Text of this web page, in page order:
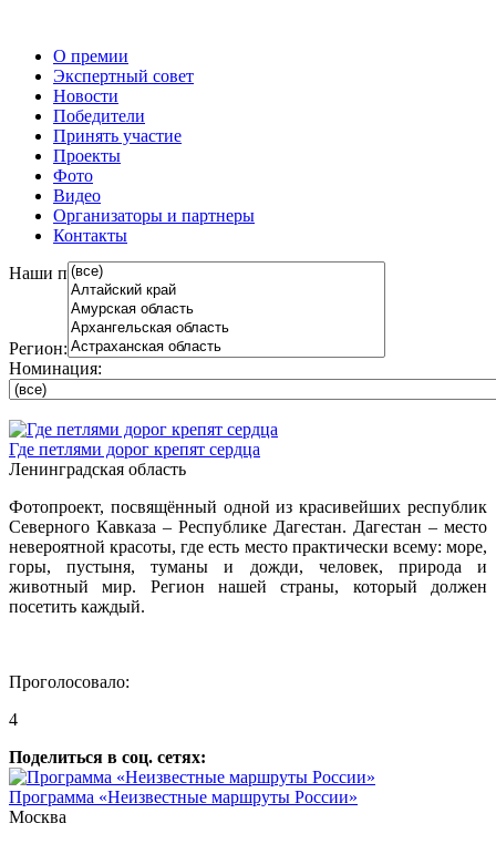
О премии
Экспертный совет
Новости
Победители
Принять участие
Проекты
Фото
Видео
Организаторы и партнеры
Контакты
Наши проекты
Регион:
Номинация:
Где петлями дорог крепят сердца
Ленинградская область
Фотопроект, посвящённый одной из красивейших республик
Северного Кавказа – Республике Дагестан. Дагестан – место
невероятной красоты, где есть место практически всему: море,
горы, пустыня, туманы и дожди, человек, природа и
животный мир. Регион нашей страны, который должен
посетить каждый.
Проголосовало:
4
Поделиться в соц. сетях:
Программа «Неизвестные маршруты России»
Москва